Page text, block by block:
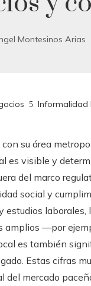
Montesinos Arias
Informalidad
con su área
es visible y
del marco
social y
estudios
amplios —por
es también
Estas cifras
del mercado